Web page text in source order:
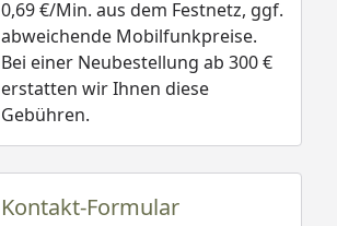
0,69 €/Min. aus dem Festnetz, ggf.
abweichende Mobilfunkpreise.
Bei einer Neubestellung ab 300 €
erstatten wir Ihnen diese
Gebühren.
Kontakt-Formular